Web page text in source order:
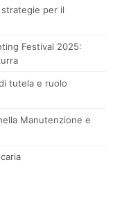
per il
Festival 2025:
tutela e ruolo
Manutenzione e